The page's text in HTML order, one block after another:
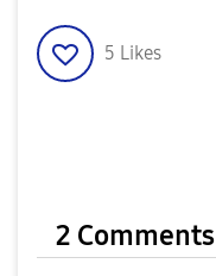
5 Likes
2 Comments